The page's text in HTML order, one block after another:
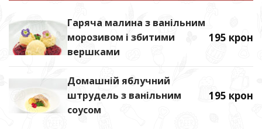
Гаряча малина з ванільним
морозивом і збитими
вершками
195 крон
Домашній яблучний
штрудель з ванільним
соусом
195 крон